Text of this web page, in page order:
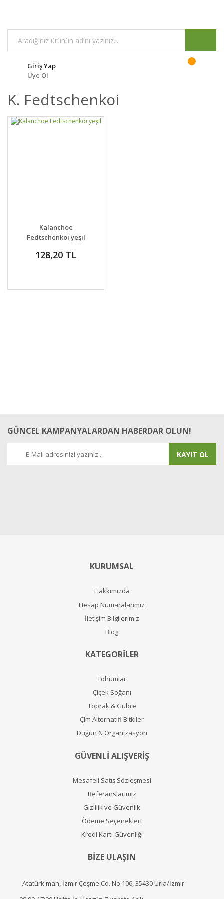
Giriş Yap
Üye Ol
K. Fedtschenkoi
DETAYLAR
VER
Kalanchoe
Fedtschenkoi yeşil
128,20 TL
GÜNCEL KAMPANYALARDAN HABERDAR OLUN!
KAYIT OL
KURUMSAL
Hakkımızda
Hesap Numaralarımız
İletişim Bilgilerimiz
Blog
KATEGORİLER
Tohumlar
Çiçek Soğanı
Toprak & Gübre
Çim Alternatifi Bitkiler
Düğün & Organizasyon
GÜVENLİ ALIŞVERİŞ
Mesafeli Satış Sözleşmesi
Referanslarımız
Gizlilik ve Güvenlik
Ödeme Seçenekleri
Kredi Kartı Güvenliği
BİZE ULAŞIN
Atatürk mah, İzmir Çeşme Cd. No:106, 35430 Urla/İzmir